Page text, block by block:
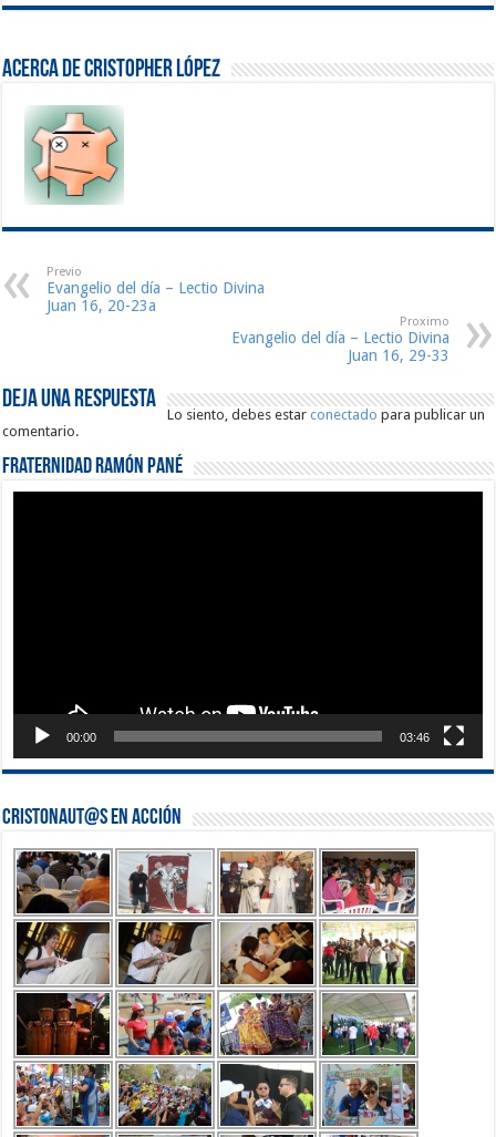
Acerca de Cristopher López
Previo
Evangelio del día – Lectio Divina
Juan 16, 20-23a
Proximo
Evangelio del día – Lectio Divina
Juan 16, 29-33
Deja una respuesta
Lo siento, debes estarconectado para publicar un
comentario.
Fraternidad Ramón Pané
00:00 03:46
Cristonaut@s en Acción